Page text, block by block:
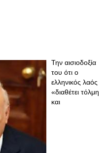
Την αισιοδοξία
του ότι ο
ελληνικός λαός
«διαθέτει τόλμη
και